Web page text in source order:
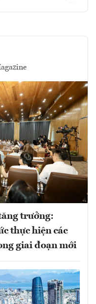
trưởng:
thực hiện các
giai đoạn mới